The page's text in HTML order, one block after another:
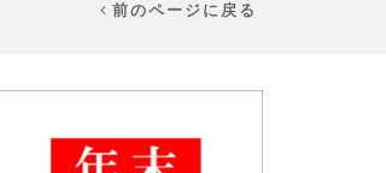
前のページに戻る